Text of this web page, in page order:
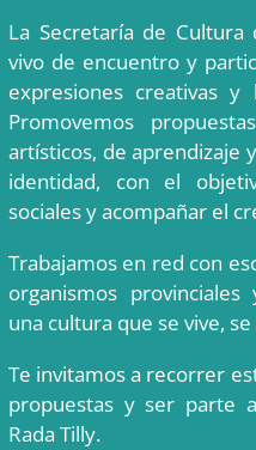
La Secretaría de
vivo de encuentro y
expresiones creativas y
Promovemos
artísticos, de aprendizaje
identidad, con el
sociales y acompañar el
Trabajamos en red con
organismos provinciales
una cultura que se vive,
Te invitamos a recorrer
propuestas y ser parte
Rada Tilly.